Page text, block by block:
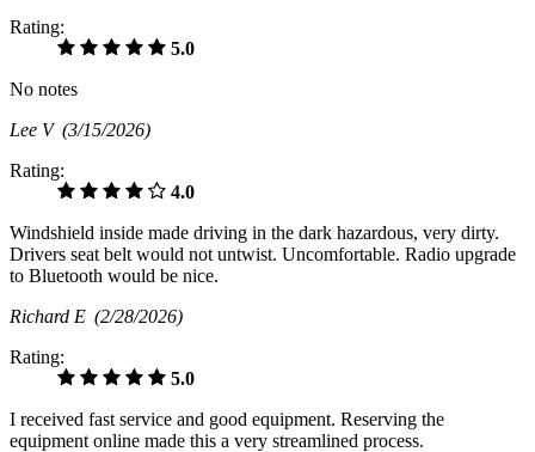
Rating:
5.0
No notes
Lee V (3/15/2026)
Rating:
4.0
Windshield inside made driving in the dark hazardous, very dirty.
Drivers seat belt would not untwist. Uncomfortable. Radio upgrade
to Bluetooth would be nice.
Richard E (2/28/2026)
Rating:
5.0
I received fast service and good equipment. Reserving the
equipment online made this a very streamlined process.